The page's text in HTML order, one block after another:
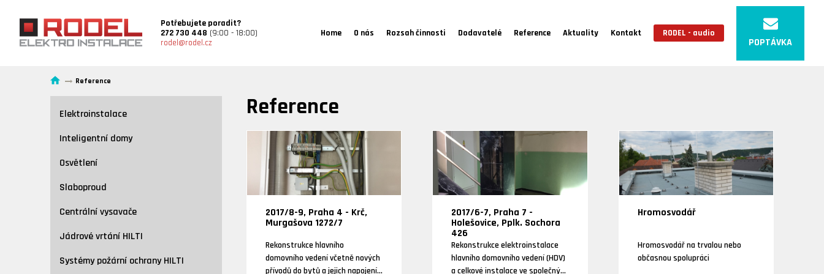
Potřebujete poradit?
272 730 448 (9:00 - 18:00)
rodel@rodel.cz
Home O nás Rozsah činnosti Dodavatelé Reference Aktuality Kontakt RODEL - audio
POPTÁVKA
Reference
Elektroinstalace
Inteligentní domy
Osvětlení
Slaboproud
Centrální vysavače
Jádrové vrtání HILTI
Systémy požární ochrany HILTI
Reference
2017/8-9, Praha 4 - Krč,
Murgašova 1272/7
Rekonstrukce hlavního
domovního vedení včetně nových
přívodů do bytů a jejich napojení.
2017/6-7, Praha 7 -
Holešovice, Pplk. Sochora
426
Rekonstrukce elektroinstalace
hlavního domovního vedení (HDV)
a celkové instalace ve společných
Hromosvodář
Hromosvodář na trvalou nebo
občasnou spolupráci